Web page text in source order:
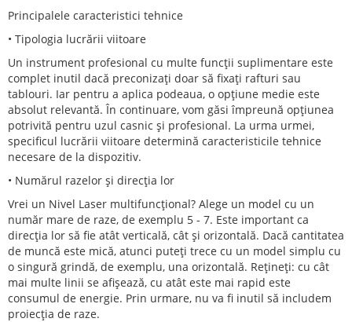
Principalele caracteristici tehnice
• Tipologia lucrării viitoare
Un instrument profesional cu multe funcții suplimentare este
complet inutil dacă preconizați doar să fixați rafturi sau
tablouri. Iar pentru a aplica podeaua, o opțiune medie este
absolut relevantă. În continuare, vom găsi împreună opțiunea
potrivită pentru uzul casnic și profesional. La urma urmei,
specificul lucrării viitoare determină caracteristicile tehnice
necesare de la dispozitiv.
• Numărul razelor și direcția lor
Vrei un Nivel Laser multifuncțional? Alege un model cu un
număr mare de raze, de exemplu 5 - 7. Este important ca
direcția lor să fie atât verticală, cât și orizontală. Dacă cantitatea
de muncă este mică, atunci puteți trece cu un model simplu cu
o singură grindă, de exemplu, una orizontală. Rețineți: cu cât
mai multe linii se afișează, cu atât este mai rapid este
consumul de energie. Prin urmare, nu va fi inutil să includem
proiecția de raze.